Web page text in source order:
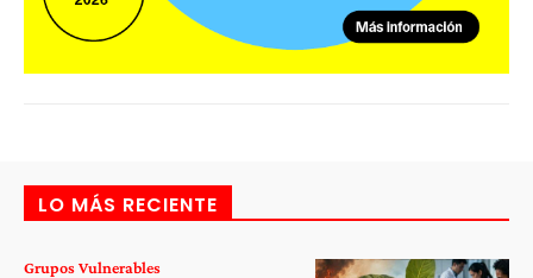
LO MÁS RECIENTE
Grupos Vulnerables